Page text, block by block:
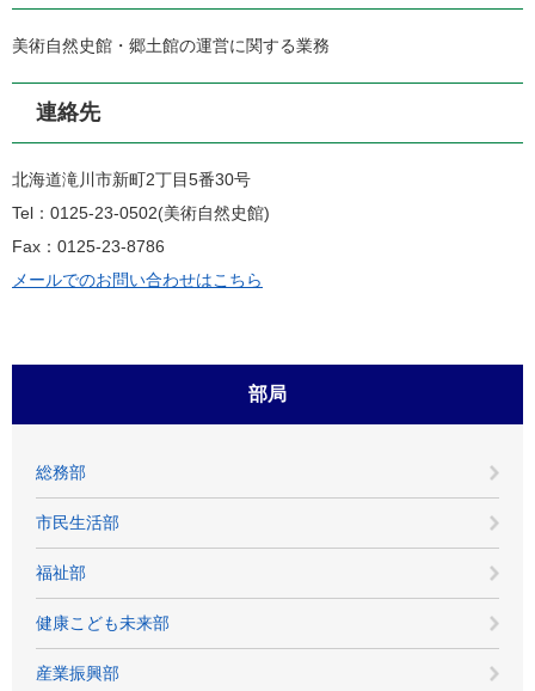
美術自然史館・郷土館の運営に関する業務
連絡先
北海道滝川市新町2丁目5番30号
Tel：0125-23-0502 美術自然史館
Fax：0125-23-8786
メールでのお問い合わせはこちら
部局
総務部
市民生活部
福祉部
健康こども未来部
産業振興部